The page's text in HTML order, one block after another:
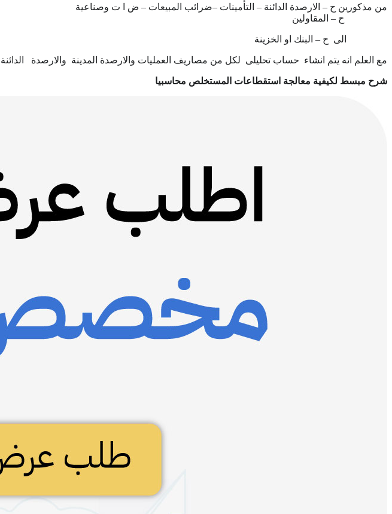
من مذكورين ح – الارصدة الدائنة – التأمينات –ضرائب المبيعات – ض ا ت وصناعية
ح – المقاولين
الى ح – البنك او الخزينة
مع العلم انه يتم انشاء حساب تحليلى لكل من مصاريف العمليات والارصدة المدينة والارصدة الدائنة
شرح مبسط لكيفية معالجة استقطاعات المستخلص محاسبيا